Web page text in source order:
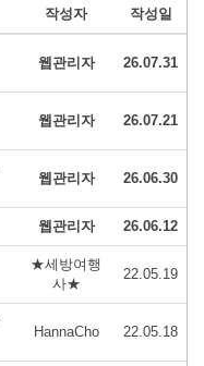
작성자 작성일
웹관리자 26.07.31
웹관리자 26.07.21
웹관리자 26.06.30
웹관리자 26.06.12
★세방여행
사★
22.05.19
HannaCho 22.05.18